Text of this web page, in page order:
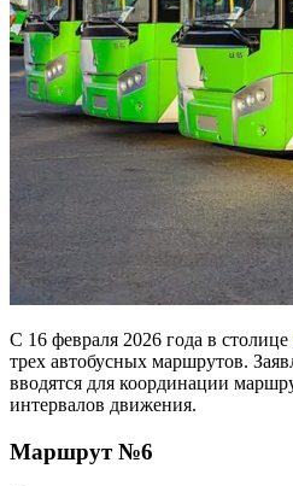
С 16 февраля 2026 года в столице
трех автобусных маршрутов.
вводятся для координации
интервалов движения.
Маршрут №6